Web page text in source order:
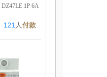
1P 6A
121 人付款